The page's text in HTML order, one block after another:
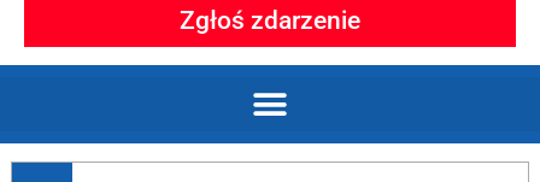
Zgłoś zdarzenie